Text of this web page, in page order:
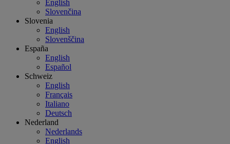
English
Slovenčina
Slovenia
English
Slovenščina
España
English
Español
Schweiz
English
Français
Italiano
Deutsch
Nederland
Nederlands
English